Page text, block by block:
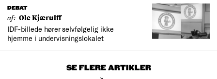
DEBAT
af: Ole Kjærulff
IDF-billede hører selvfølgelig ikke
hjemme i undervisningslokalet
SE FLERE ARTIKLER